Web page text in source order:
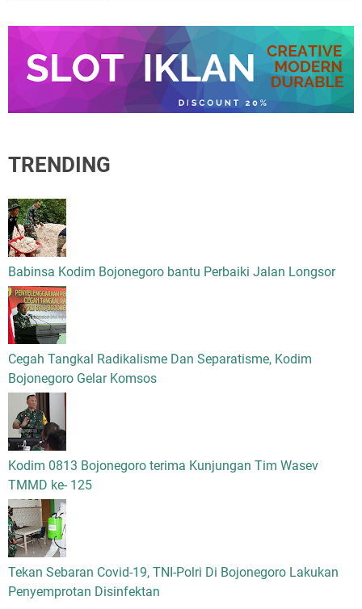
TRENDING
Babinsa Kodim Bojonegoro bantu Perbaiki Jalan Longsor
Cegah Tangkal Radikalisme Dan Separatisme, Kodim
Bojonegoro Gelar Komsos
Kodim 0813 Bojonegoro terima Kunjungan Tim Wasev
TMMD ke- 125
Tekan Sebaran Covid-19, TNI-Polri Di Bojonegoro Lakukan
Penyemprotan Disinfektan